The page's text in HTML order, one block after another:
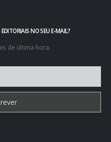
NO SEU E-MAIL?
de última hora.